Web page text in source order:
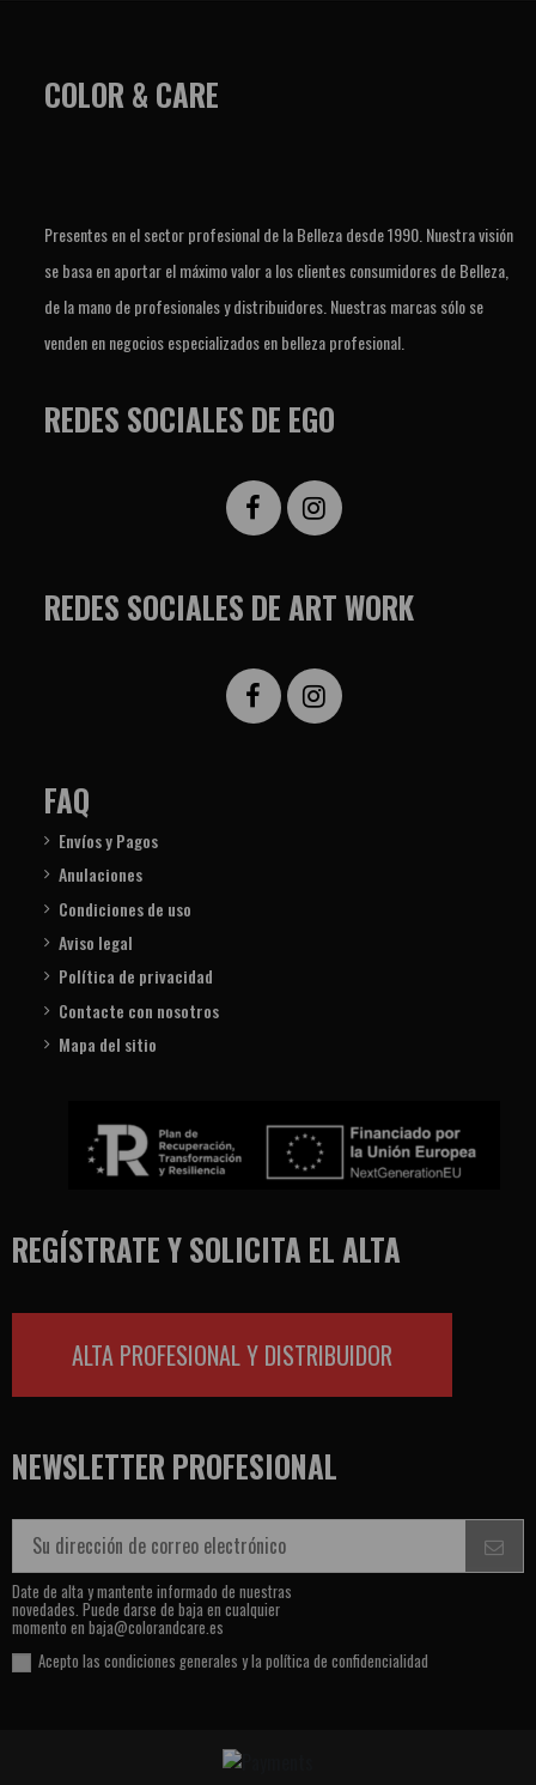
COLOR & CARE
Presentes en el sector profesional de la Belleza desde 1990. Nuestra visión
se basa en aportar el máximo valor a los clientes consumidores de Belleza,
de la mano de profesionales y distribuidores. Nuestras marcas sólo se
venden en negocios especializados en belleza profesional.
REDES SOCIALES DE EGO
REDES SOCIALES DE ART WORK
FAQ
Envíos y Pagos
Anulaciones
Condiciones de uso
Aviso legal
Política de privacidad
Contacte con nosotros
Mapa del sitio
REGÍSTRATE Y SOLICITA EL ALTA
ALTA PROFESIONAL Y DISTRIBUIDOR
NEWSLETTER PROFESIONAL
Date de alta y mantente informado de nuestras
novedades. Puede darse de baja en cualquier
momento en baja@colorandcare.es
Acepto las condiciones generales y la política de confidencialidad